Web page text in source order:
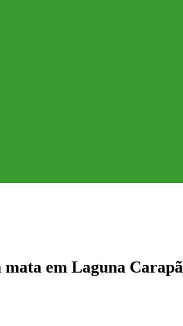
em Laguna Carapã